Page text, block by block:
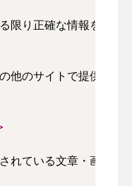
り正確な情報を提供
のサイトで提供され
ている文章・画像な